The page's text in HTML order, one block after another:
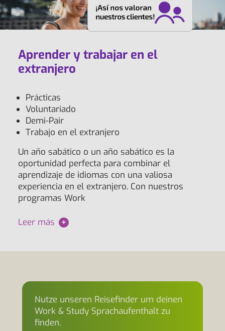
Aprender y trabajar en el
extranjero
Prácticas
Voluntariado
Demi-Pair
Trabajo en el extranjero
Un año sabático o un año sabático es la
oportunidad perfecta para combinar el
aprendizaje de idiomas con una valiosa
experiencia en el extranjero. Con nuestros
programas Work
Leer más +
Nutze unseren Reisefinder um deinen
Work & Study Sprachaufenthalt zu
finden.